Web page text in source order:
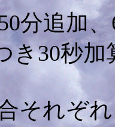
分追加
き30秒加
それぞ